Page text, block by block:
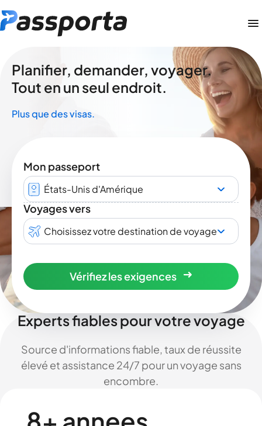
Planifier, demander, voyager.
Tout en un seul endroit.
Plus que des visas.
Mon passeport
États-Unis d'Amérique
Voyages vers
Choisissez votre destination de voyage
Vérifiez les exigences
Experts fiables pour votre voyage
Source d'informations fiable, taux de réussite
élevé et assistance 24/7 pour un voyage sans
encombre.